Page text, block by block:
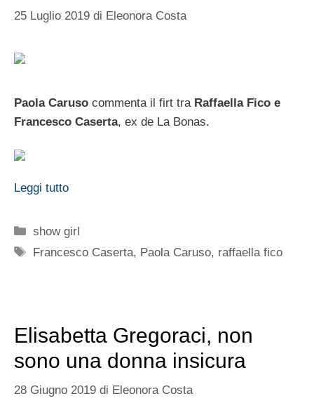
25 Luglio 2019 di Eleonora Costa
Paola Caruso commenta il firt tra Raffaella Fico e
Francesco Caserta, ex de La Bonas.
Leggi tutto
Categorie
show girl
Tag
Francesco Caserta, Paola Caruso, raffaella fico
Elisabetta Gregoraci, non
sono una donna insicura
28 Giugno 2019 di Eleonora Costa